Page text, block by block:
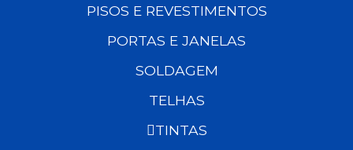
PISOS E REVESTIMENTOS
PORTAS E JANELAS
SOLDAGEM
TELHAS
TINTAS